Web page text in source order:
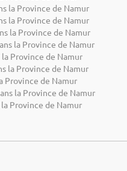
la Province de Namur
la Province de Namur
la Province de Namur
la Province de Namur
Province de Namur
la Province de Namur
Province de Namur
la Province de Namur
Province de Namur